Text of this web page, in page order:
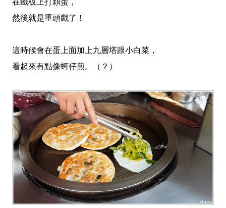
然後就是重頭戲了！
這時候會在蛋上面加上九層塔跟小白菜，
看起來有點像蚵仔煎。（？）